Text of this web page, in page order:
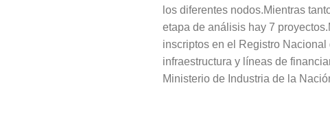
los diferentes nodos.Mientras
etapa de análisis hay 7
inscriptos en el Registro
infraestructura y líneas de
Ministerio de Industria de la